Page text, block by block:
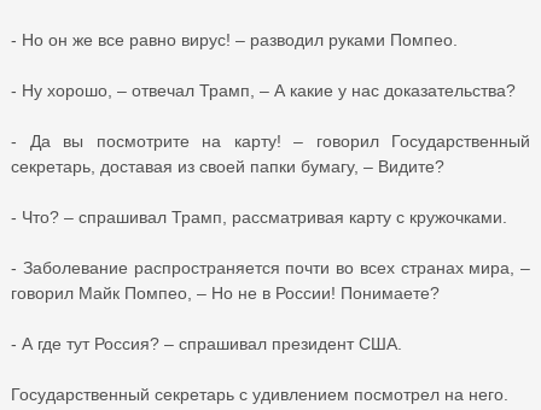
- Но он же все равно вирус! – разводил руками Помпео.
- Ну хорошо, – отвечал Трамп, – А какие у нас доказательства?
- Да вы посмотрите на карту! – говорил Государственный
секретарь, доставая из своей папки бумагу, – Видите?
- Что? – спрашивал Трамп, рассматривая карту с кружочками.
- Заболевание распространяется почти во всех странах мира, –
говорил Майк Помпео, – Но не в России! Понимаете?
- А где тут Россия? – спрашивал президент США.
Государственный секретарь с удивлением посмотрел на него.